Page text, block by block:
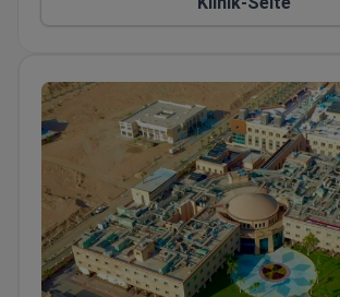
108 Privatzimmer und 15 Luxussuiten.
ISO 9001, ISO 14001 und ISO